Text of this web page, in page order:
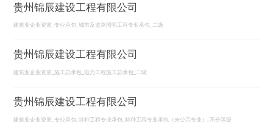
贵州锦辰建设工程有限公司
建筑业企业资质_专业承包_城市及道路照明工程专业承包_二级
贵州锦辰建设工程有限公司
建筑业企业资质_施工总承包_电力工程施工总承包_二级
贵州锦辰建设工程有限公司
建筑业企业资质_专业承包_特种工程专业承包_特种工程专业承包（未公示专业）_不分等级